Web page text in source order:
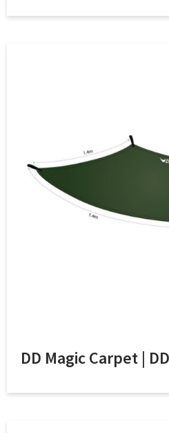
DD Magic Carpet |